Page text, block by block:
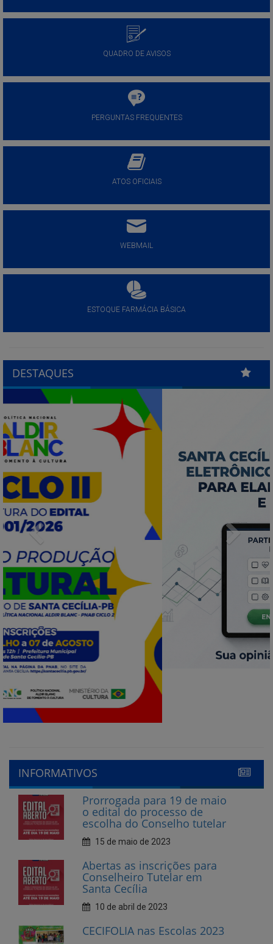
QUADRO DE AVISOS
PERGUNTAS FREQUENTES
ATOS OFICIAIS
WEBMAIL
ESTOQUE FARMÁCIA BÁSICA
DESTAQUES
Previous Next
INFORMATIVOS
o edital do processo de
escolha do Conselho tutelar
15 de maio de 2023
Abertas as inscrições para
Conselheiro Tutelar em
Santa Cecília
CECIFOLIA nas Escolas 2023
2 de março de 2023
Santa Cecília é destaque em
transparência pública